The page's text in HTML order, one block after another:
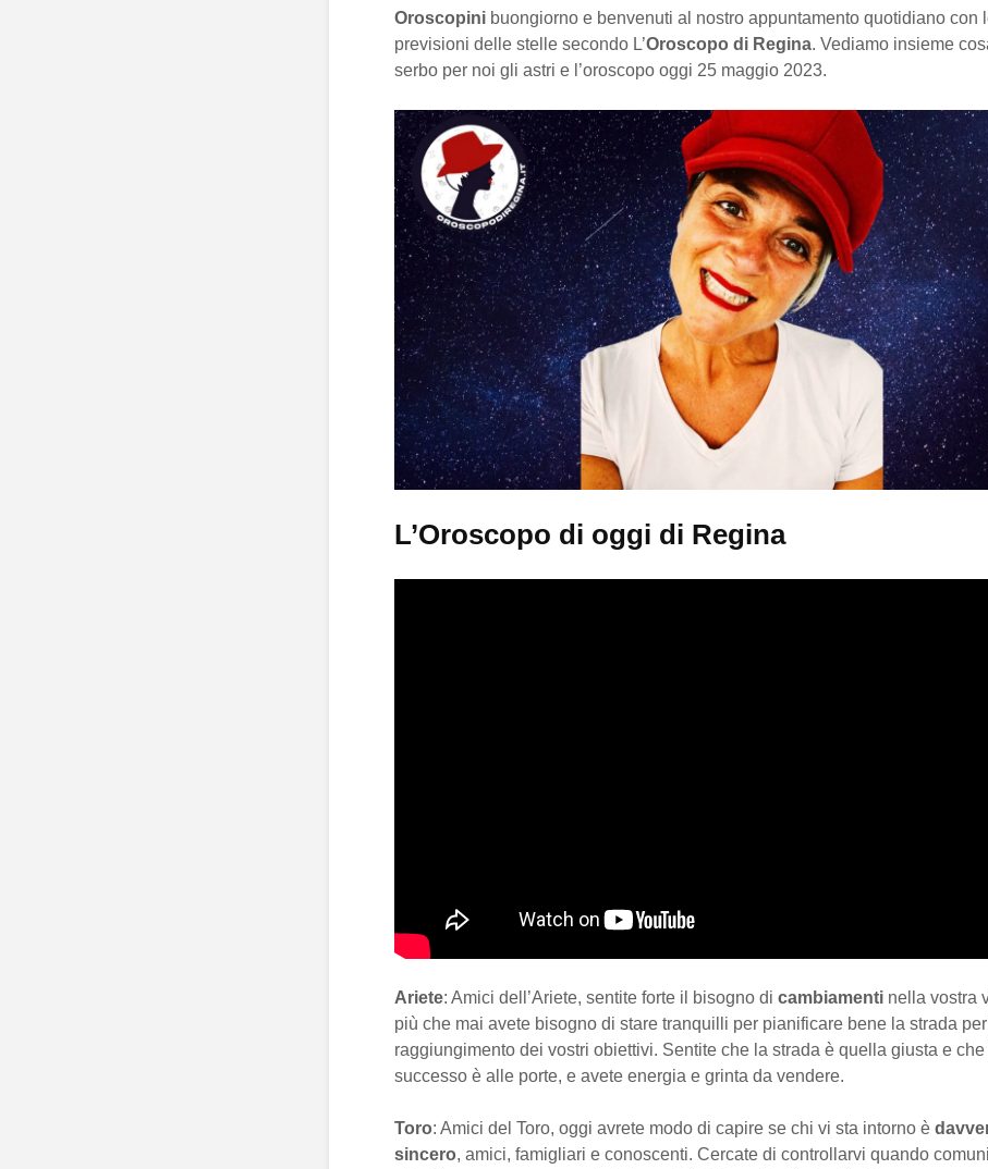
Oroscopini buongiorno e benvenuti al nostro appuntamento quotidiano con
previsioni delle stelle secondo L’Oroscopo di Regina. Vediamo insieme
serbo per noi gli astri e l’oroscopo oggi 25 maggio 2023.
L’Oroscopo di oggi di Regina
Ariete: Amici dell’Ariete, sentite forte il bisogno di cambiamenti nella vostra
più che mai avete bisogno di stare tranquilli per pianificare bene la strada per
raggiungimento dei vostri obiettivi. Sentite che la strada è quella giusta e che
successo è alle porte, e avete energia e grinta da vendere.
Toro: Amici del Toro, oggi avrete modo di capire se chi vi sta intorno è
sincero, amici, famigliari e conoscenti. Cercate di controllarvi quando